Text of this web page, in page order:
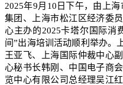
2025年9月10日下午，由上
集团、上海市松江区经济委
心主办的2025卡塔尔国际消
间”出海培训活动顺利举办。
王亚飞、上海国际仲裁中心
心秘书长韩刚、中国电子商
览中心有限公司总经理吴江